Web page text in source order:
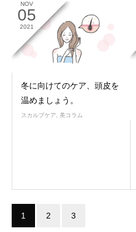
NOV
05
2021
冬に向けてのケア、頭皮を
温めましょう。
スカルプケア, 美コラム
1 2 3